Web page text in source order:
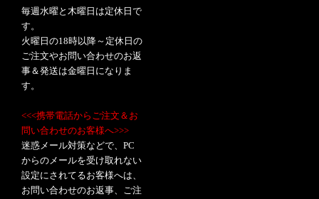
毎週水曜と木曜日は定休日で
す。
火曜日の18時以降～定休日の
ご注文やお問い合わせのお返
事＆発送は金曜日になりま
す。
<<<携帯電話からご注文＆お
問い合わせのお客様へ>>>
迷惑メール対策などで、PC
からのメールを受け取れない
設定にされてるお客様へは、
お問い合わせのお返事、ご注